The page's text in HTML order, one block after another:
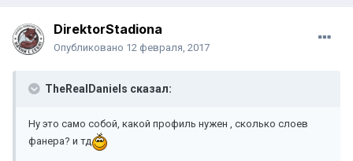
DirektorStadiona
Опубликовано 12 февраля, 2017
TheRealDaniels сказал:
Ну это само собой, какой профиль нужен , сколько слоев
фанера? и тд